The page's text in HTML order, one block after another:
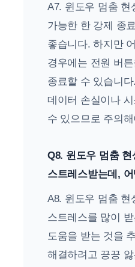
A7. 윈도우 멈춤 현
가능한 한 강제 종
좋습니다. 하지만
경우에는 전원 버
종료할 수 있습니
데이터 손실이나
수 있으므로 주의
Q8. 윈도우 멈춤
스트레스받는데,
A8. 윈도우 멈춤 현
스트레스를 많이
도움을 받는 것을
해결하려고 끙끙